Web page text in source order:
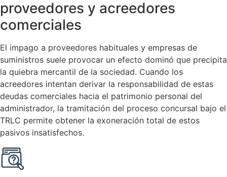
proveedores y acreedores
comerciales
El impago a proveedores habituales y empresas de
suministros suele provocar un efecto dominó que precipita
la quiebra mercantil de la sociedad. Cuando los
acreedores intentan derivar la responsabilidad de estas
deudas comerciales hacia el patrimonio personal del
administrador, la tramitación del proceso concursal bajo el
TRLC permite obtener la exoneración total de estos
pasivos insatisfechos.